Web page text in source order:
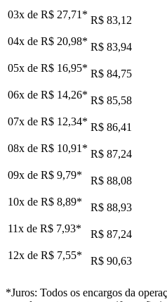
03x de R$ 27,71 * R$ 83,12
04x de R$ 20,98* R$ 83,94
05x de R$ 16,95* R$ 84,75
06x de R$ 14,26* R$ 85,58
07x de R$ 12,34* R$ 86,41
08x de R$ 10,91 * R$ 87,24
09x de R$ 9,79*
R$ 88,08
10x de R$ 8,89*
R$ 88,93
11x de R$ 7,93*
R$ 87,24
12x de R$ 7,55* R$ 90,63
*Juros: Todos os encargos da